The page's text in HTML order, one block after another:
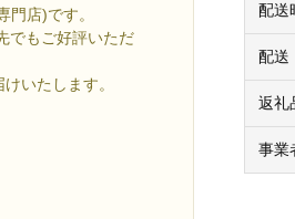
店)です。
でもご好評いただ
いたします。
配送
配送
返礼
事業